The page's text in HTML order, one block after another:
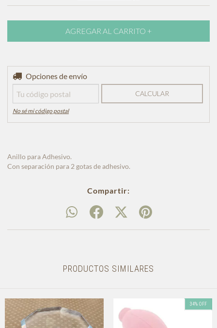
Entregas para el CP:
Opciones de envío
CALCULAR
No sé mi código postal
Anillo para Adhesivo.
Con separación para 2 gotas de adhesivo.
Compartir:
PRODUCTOS SIMILARES
34% OFF